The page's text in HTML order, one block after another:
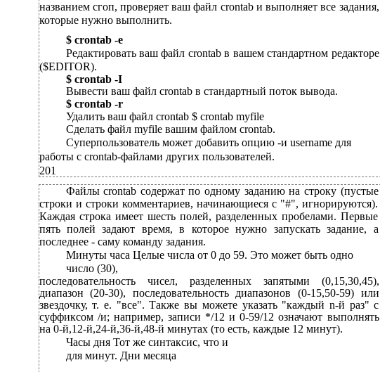
названием сгоп, проверяет ваш файл crontab и выполняет все задания,
которые нужно выполнить.
$ crontab -e
Редактировать ваш файл crontab в вашем стандартном редакторе
($EDITOR).
$ crontab -I
Вывести ваш файл crontab в стандартный поток вывода.
$ crontab -r
Удалить ваш файл crontab $ crontab myfile
Сделать файл myfile вашим файлом crontab.
Суперпользователь может добавить опцию -и username для
работы с crontab-файлами других пользователей.
201
Файлы crontab содержат по одному заданию на строку (пустые
строки и строки комментариев, начинающиеся с "#", игнорируются).
Каждая строка имеет шесть полей, разделенных пробелами. Первые
пять полей задают время, в которое нужно запускать задание, а
последнее - саму команду задания.
Минуты часа Целые числа от 0 до 59. Это может быть одно
число (30),
последовательность чисел, разделенных запятыми (0,15,30,45),
диапазон (20-30), последовательность диапазонов (0-15,50-59) или
звездочку, т. е. "все". Также вы можете указать "каждый n-й раз" с
суффиксом /и; например, записи */12 и 0-59/12 означают выполнять
на 0-й,12-й,24-й,36-й,48-й минутах (то есть, каждые 12 минут).
Часы дня Тот же синтаксис, что и
для минут. Дни месяца